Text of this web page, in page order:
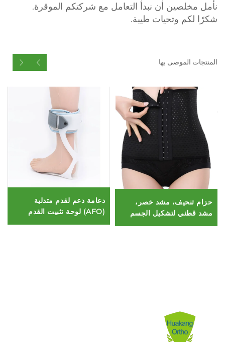
نأمل مخلصين أن نبدأ التعامل مع شركتكم الموقرة.
شكرًا لكم وتحيات طيبة.
المنتجات الموصى بها
حزام تنحيف، مشد خصر،
مشد قطني لتشكيل الجسم
دعامة دعم لقدم متدلية
(AFO) لوحة تثبيت القدم